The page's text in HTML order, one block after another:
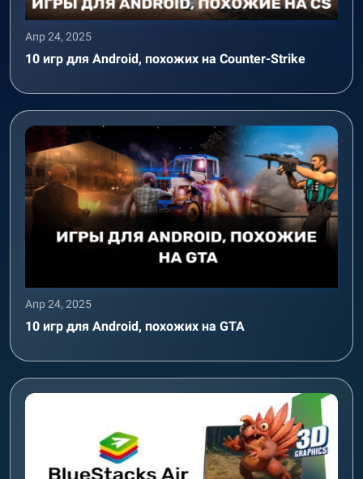
Апр 24, 2025
10 игр для Android, похожих на Counter-Strike
Апр 24, 2025
10 игр для Android, похожих на GTA